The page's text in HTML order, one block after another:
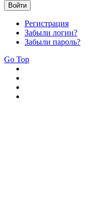
Войти
Регистрация
Забыли логин?
Забыли пароль?
Go Top